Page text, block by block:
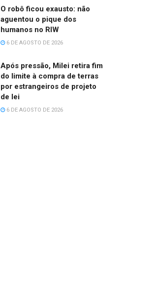
O robô ficou exausto: não
aguentou o pique dos
humanos no RIW
6 DE AGOSTO DE 2026
Após pressão, Milei retira fim
do limite à compra de terras
por estrangeiros de projeto
de lei
6 DE AGOSTO DE 2026